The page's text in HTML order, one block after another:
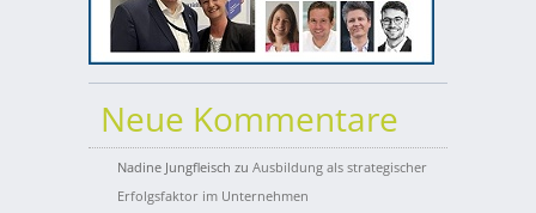
Neue Kommentare
Nadine Jungfleisch zu Ausbildung als strategischer
Erfolgsfaktor im Unternehmen